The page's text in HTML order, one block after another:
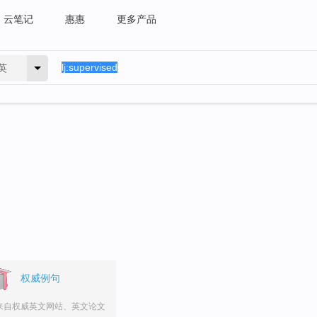
云笔记 惠惠 更多产品
权威例句
自权威英文网站、英文论文